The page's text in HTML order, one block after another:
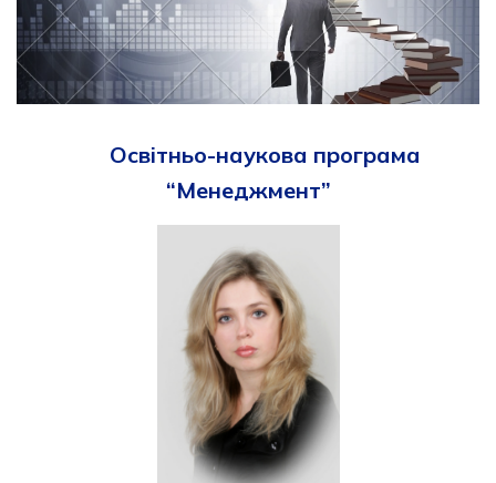
Освітньо-наукова програма
“Менеджмент”